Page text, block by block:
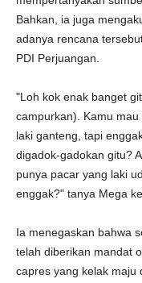
Bahkan, ia juga
adanya rencana
PDI Perjuangan.
"Loh kok enak banget
campurkan). Kamu
laki ganteng, tapi
digadok-gadokan gitu?
punya pacar yang laki
enggak?" tanya Mega
Ia menegaskan bahwa
telah diberikan mandat
capres yang kelak maju